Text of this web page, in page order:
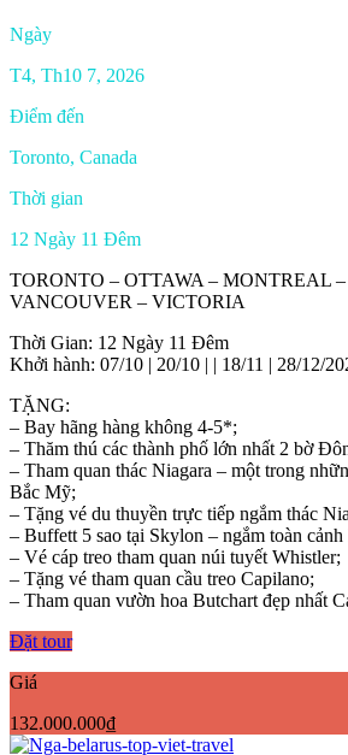
Ngày
T4, Th10 7, 2026
Điểm đến
Toronto, Canada
Thời gian
12 Ngày 11 Đêm
TORONTO – OTTAWA – MONTREAL
VANCOUVER – VICTORIA
Thời Gian: 12 Ngày 11 Đêm
Khởi hành: 07/10 | 20/10 | | 18/11 | 28/12/
TẶNG:
– Bay hãng hàng không 4-5*;
– Thăm thú các thành phố lớn nhất 2 bờ
– Tham quan thác Niagara – một trong
Bắc Mỹ;
– Tặng vé du thuyền trực tiếp ngắm thác
– Buffett 5 sao tại Skylon – ngắm toàn
– Vé cáp treo tham quan núi tuyết Whistler;
– Tặng vé tham quan cầu treo Capilano;
– Tham quan vườn hoa Butchart đẹp nhất
Đặt tour
Giá
132.000.000₫